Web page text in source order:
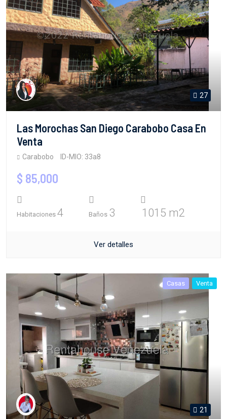
27
Las Morochas San Diego Carabobo Casa En
Venta
Carabobo ID-MIO: 33a8
$ 85,000
Habitaciones 4 Baños 3 1015 m2
Ver detalles
Casas Venta
21